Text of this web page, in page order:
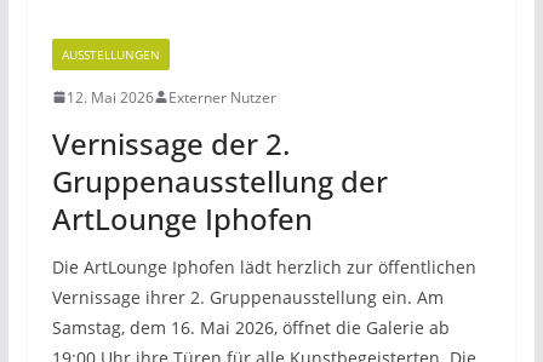
AUSSTELLUNGEN
12. Mai 2026 Externer Nutzer
Vernissage der 2.
Gruppenausstellung der
ArtLounge Iphofen
Die ArtLounge Iphofen lädt herzlich zur öffentlichen
Vernissage ihrer 2. Gruppenausstellung ein. Am
Samstag, dem 16. Mai 2026, öffnet die Galerie ab
19:00 Uhr ihre Türen für alle Kunstbegeisterten. Die